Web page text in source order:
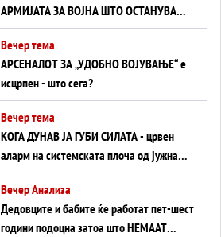
АРМИЈАТА ЗА ВОЈНА ШТО ОСТАНУВА
БЕЗ ФРОНТ
Вечер тема
АРСЕНАЛОТ ЗА „УДОБНО ВОЈУВАЊЕ“ е
исцрпен - што сега?
Вечер тема
КОГА ДУНАВ ЈА ГУБИ СИЛАТА - црвен
аларм на системската плоча од јужна
Германија до Црното Море...
Вечер Анализа
Дедовците и бабите ќе работат пет-шест
години подоцна затоа што НЕМААТ